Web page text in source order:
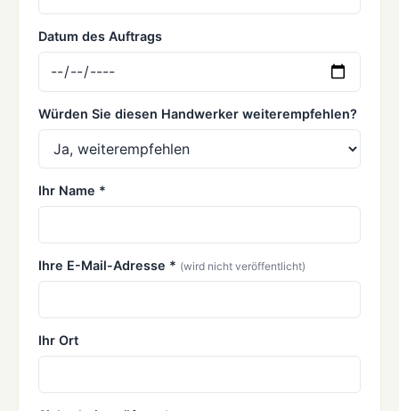
Datum des Auftrags
Würden Sie diesen Handwerker weiterempfehlen?
Ihr Name *
Ihre E-Mail-Adresse * (wird nicht veröffentlicht)
Ihr Ort